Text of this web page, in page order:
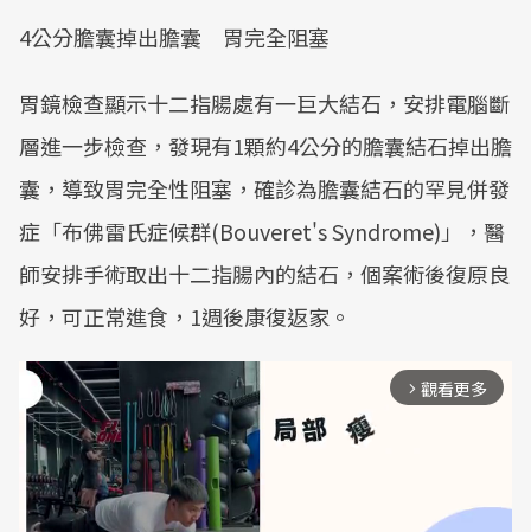
4公分膽囊掉出膽囊 胃完全阻塞
胃鏡檢查顯示十二指腸處有一巨大結石，安排電腦斷
層進一步檢查，發現有1顆約4公分的膽囊結石掉出膽
囊，導致胃完全性阻塞，確診為膽囊結石的罕見併發
症「布佛雷氏症候群(Bouveret's Syndrome)」，醫
師安排手術取出十二指腸內的結石，個案術後復原良
好，可正常進食，1週後康復返家。
arrow_forward_ios 觀看更多